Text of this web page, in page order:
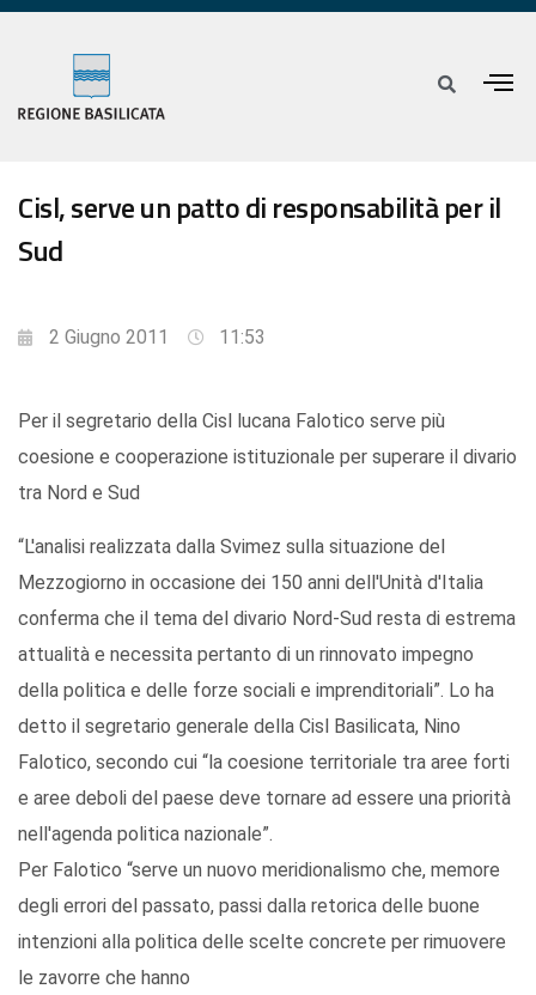
Cisl, serve un patto di responsabilità per il
Sud
2 Giugno 2011 11:53
Per il segretario della Cisl lucana Falotico serve più
coesione e cooperazione istituzionale per superare il divario
tra Nord e Sud
“L'analisi realizzata dalla Svimez sulla situazione del
Mezzogiorno in occasione dei 150 anni dell'Unità d'Italia
conferma che il tema del divario Nord-Sud resta di estrema
attualità e necessita pertanto di un rinnovato impegno
della politica e delle forze sociali e imprenditoriali”. Lo ha
detto il segretario generale della Cisl Basilicata, Nino
Falotico, secondo cui “la coesione territoriale tra aree forti
e aree deboli del paese deve tornare ad essere una priorità
nell'agenda politica nazionale”.
Per Falotico “serve un nuovo meridionalismo che, memore
degli errori del passato, passi dalla retorica delle buone
intenzioni alla politica delle scelte concrete per rimuovere
le zavorre che hanno